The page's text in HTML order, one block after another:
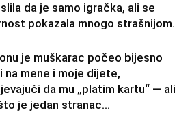
da je samo igračka, ali se
pokazala mnogo strašnijom.
je muškarac počeo bijesno
na mene i moje dijete,
da mu „platim kartu“ — ali
je jedan stranac...